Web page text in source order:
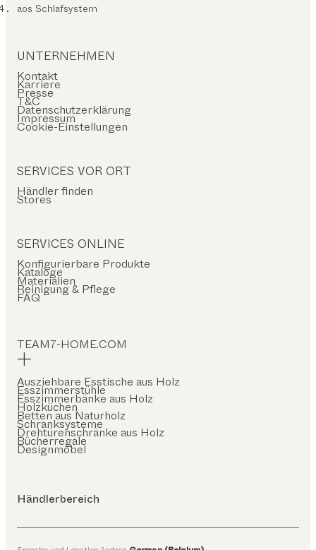
aos Schlafsystem
UNTERNEHMEN
Kontakt
Karriere
Presse
T&C
Datenschutzerklärung
Impressum
Cookie-Einstellungen
SERVICES VOR ORT
Händler finden
Stores
SERVICES ONLINE
Konfigurierbare Produkte
Kataloge
Materialien
Reinigung & Pflege
FAQ
TEAM7-HOME.COM
Ausziehbare Esstische aus Holz
Esszimmerstühle
Esszimmerbänke aus Holz
Holzküchen
Betten aus Naturholz
Schranksysteme
Drehtürenschränke aus Holz
Bücherregale
Designmöbel
Händlerbereich